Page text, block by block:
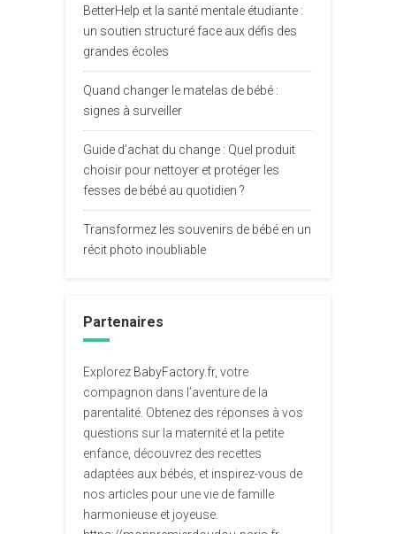
BetterHelp et la santé mentale étudiante :
un soutien structuré face aux défis des
grandes écoles
Quand changer le matelas de bébé :
signes à surveiller
Guide d’achat du change : Quel produit
choisir pour nettoyer et protéger les
fesses de bébé au quotidien ?
Transformez les souvenirs de bébé en un
récit photo inoubliable
Partenaires
Explorez BabyFactory.fr, votre
compagnon dans l’aventure de la
parentalité. Obtenez des réponses à vos
questions sur la maternité et la petite
enfance, découvrez des recettes
adaptées aux bébés, et inspirez-vous de
nos articles pour une vie de famille
harmonieuse et joyeuse.